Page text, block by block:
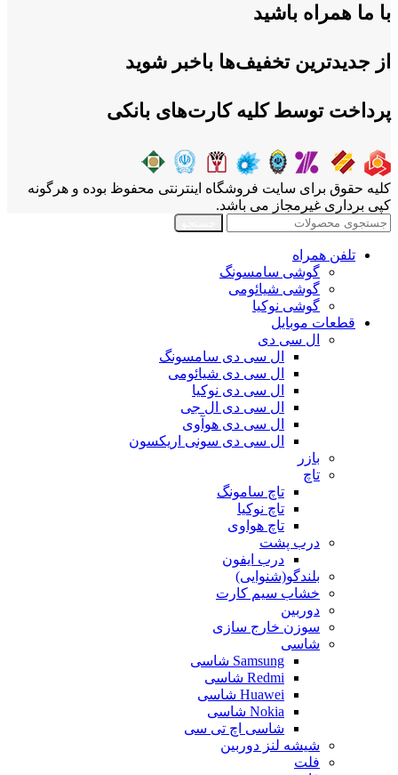
با ما همراه باشید
از جدیدترین تخفیف‌ها باخبر شوید
پرداخت توسط کلیه کارت‌های بانکی
کلیه حقوق برای سایت فروشگاه اینترنتی محفوظ بوده و هرگونه
کپی برداری غیرمجاز می باشد.
تلفن همراه
گوشی سامسونگ
گوشی شیائومی
گوشی نوکیا
قطعات موبایل
ال سی دی
ال سی دی سامسونگ
ال سی دی شیائومی
ال سی دی نوکیا
ال سی دی ال جی
ال سی دی هوآوی
ال سی دی سونی اریکسون
بازر
تاچ
تاچ سامونگ
تاچ نوکیا
تاچ هواوی
درب پشت
درب ایفون
بلندگو(شنوایی)
خشاب سیم کارت
دوربین
سوزن خارج سازی
شاسی
Samsung شاسی
Redmi شاسی
Huawei شاسی
Nokia شاسی
شاسی اچ تی سی
شیشه لنز دوربین
فلت